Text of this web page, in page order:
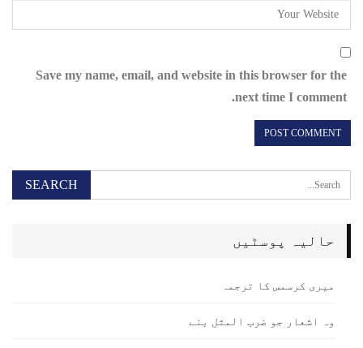
Save my name, email, and website in this browser for the
next time I comment.
حالیہ پوسٹیں
میری کرسمس کا ترجمہ
وہ اشعار جو ضرب المثل بنے